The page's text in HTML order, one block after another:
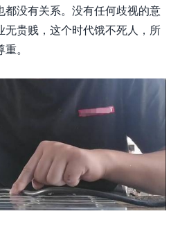
都没有关系。没有任何歧视的意
无贵贱，这个时代饿不死人，所
。